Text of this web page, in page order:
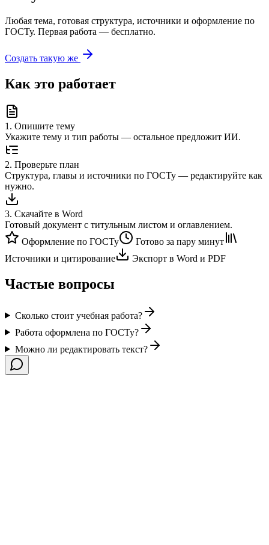
Любая тема, готовая структура, источники и оформление по
ГОСТу. Первая работа — бесплатно.
Создать такую же
Как это работает
1 . Опишите тему
Укажите тему и тип работы — остальное предложит ИИ.
2. Проверьте план
Структура, главы и источники по ГОСТу — редактируйте как
нужно.
3. Скачайте в Word
Готовый документ с титульным листом и оглавлением.
Оформление по ГОСТу
Готово за пару минут
Источники и цитирование
Экспорт в Word и PDF
Частые вопросы
Сколько стоит учебная работа?
Работа оформлена по ГОСТу?
Можно ли редактировать текст?